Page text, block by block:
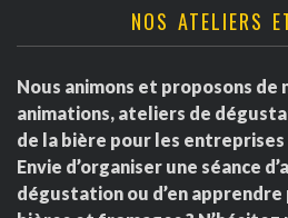
NOS ATELIERS
Nous animons et proposons de
animations, ateliers de
de la bière pour les
Envie d’organiser une séance
dégustation ou d’en apprendre